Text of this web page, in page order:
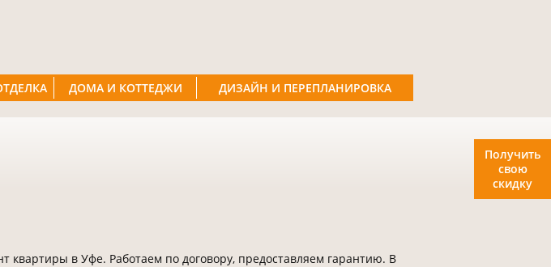
ДОМА И КОТТЕДЖИ ДИЗАЙН И ПЕРЕПЛАНИРОВКА
в Уфе. Работаем по договору, предоставляем гарантию. В
Получить
свою
скидку